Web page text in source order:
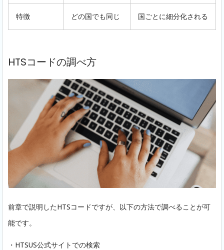
特徴 どの国でも同じ 国ごとに細分化される
HTSコードの調べ方
前章で説明したHTSコードですが、以下の方法で調べることが可
能です。
・HTSUS公式サイトでの検索